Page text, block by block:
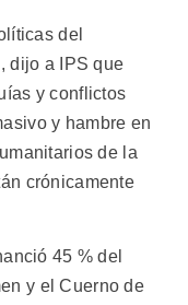
del
dijo a IPS que
y conflictos
y hambre en
de la
crónicamente
45 % del
y el Cuerno de